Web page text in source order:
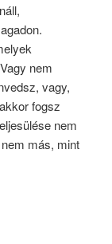
nem
vagy,
fogsz
nem
más, mint